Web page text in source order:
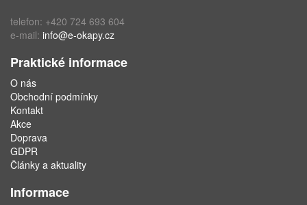
telefon: +420 724 693 604
e-mail: info@e-okapy.cz
Praktické informace
O nás
Obchodní podmínky
Kontakt
Akce
Doprava
GDPR
Články a aktuality
Informace